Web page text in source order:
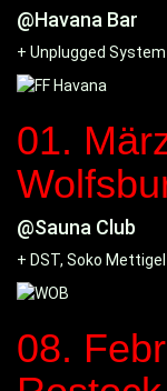
@Havana Bar
+ Unplugged System
01.
@Sauna Club
+ DST, Soko
08.